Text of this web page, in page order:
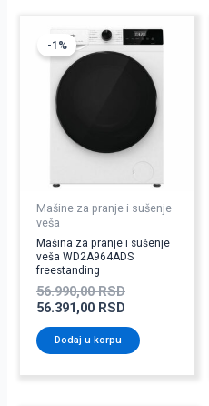
-1%
Mašine za pranje i sušenje
veša
Mašina za pranje i sušenje
veša WD2A964ADS
freestanding
56.990,00RSD
cena
je
bila:
56.990,00 RSD.
56.391,00 RSD
cena
je:
56.391,00 RSD.
Dodaj u korpu